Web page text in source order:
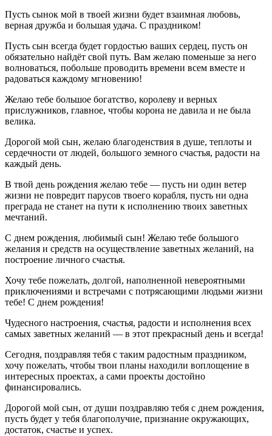
Пусть сынок мой в твоей жизни будет взаимная любовь,
верная дружба и большая удача. С праздником!
Пусть сын всегда будет гордостью ваших сердец, пусть он
обязательно найдёт свой путь. Вам желаю поменьше за него
волноваться, побольше проводить времени всем вместе и
радоваться каждому мгновению!
Желаю тебе большое богатство, королеву и верных
прислужников, главное, чтобы корона не давила и не была
велика.
Дорогой мой сын, желаю благоденствия в душе, теплоты и
сердечности от людей, большого земного счастья, радости на
каждый день.
В твой день рождения желаю тебе — пусть ни один ветер
жизни не повредит парусов твоего корабля, пусть ни одна
преграда не станет на пути к исполнению твоих заветных
мечтаний.
С днем рождения, любимый сын! Желаю тебе большого
желания и средств на осуществление заветных желаний, на
построение личного счастья.
Хочу тебе пожелать, долгой, наполненной невероятными
приключениями и встречами с потрясающими людьми жизни
тебе! С днем рождения!
Чудесного настроения, счастья, радости и исполнения всех
самых заветных желаний — в этот прекрасный день и всегда!
Сегодня, поздравляя тебя с таким радостным праздником,
хочу пожелать, чтобы твои планы находили воплощение в
интересных проектах, а сами проекты достойно
финансировались.
Дорогой мой сын, от души поздравляю тебя с днем рождения,
пусть будет у тебя благополучие, признание окружающих,
достаток, счастье и успех.